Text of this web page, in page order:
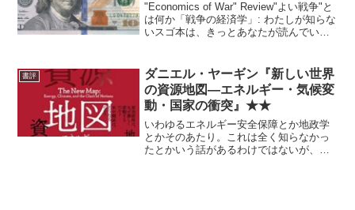
"Economics of War" Review"よい戦争"と
は何か「戦争の経済学」: わたしが知らな
いスゴ本は、きっとあなたが読んでい
い。
書評
ダニエル・ヤーギン『新しい世界
の資源地図―エネルギー・気候変
動・国家の衝突』★★
いわゆるエネルギー安全保障とか地政学
とかそのあたり。これは全く知らなかっ
たとかいう話があるわけではないが、ま